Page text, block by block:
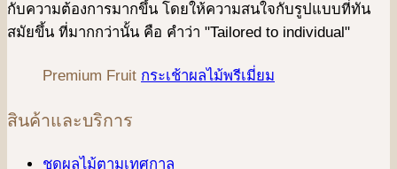
กับความต้องการมากขึ้น โดยให้ความสนใจกับรูปแบบที่ทัน
สมัยขึ้น ที่มากกว่านั้น คือ คําว่า "Tailored to individual"
Premium Fruit กระเช้าผลไม้พรีเมี่ยม
สินค้าและบริการ
ชุดผลไม้ตามเทศกาล